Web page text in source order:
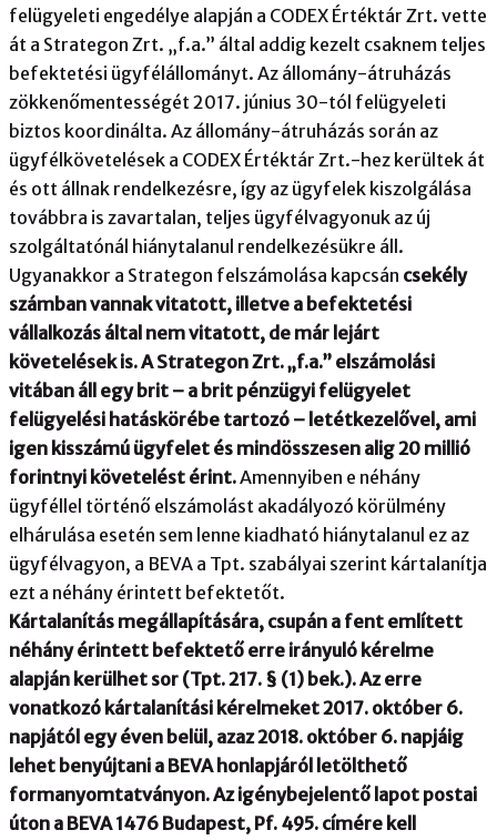
felügyeleti engedélye alapján a CODEX Értéktár Zrt. vette
át a Strategon Zrt. „f.a.” által addig kezelt csaknem teljes
befektetési ügyfélállományt. Az állomány-átruházás
zökkenőmentességét 2017. június 30-tól felügyeleti
biztos koordinálta. Az állomány-átruházás során az
ügyfélkövetelések a CODEX Értéktár Zrt.-hez kerültek át
és ott állnak rendelkezésre, így az ügyfelek kiszolgálása
továbbra is zavartalan, teljes ügyfélvagyonuk az új
szolgáltatónál hiánytalanul rendelkezésükre áll.
Ugyanakkor a Strategon felszámolása kapcsán csekély
számban vannak vitatott, illetve a befektetési
vállalkozás által nem vitatott, de már lejárt
követelések is. A Strategon Zrt. „f.a.” elszámolási
vitában áll egy brit – a brit pénzügyi felügyelet
felügyelési hatáskörébe tartozó – letétkezelővel, ami
igen kisszámú ügyfelet és mindösszesen alig 20 millió
forintnyi követelést érint.Amennyiben e néhány
ügyféllel történő elszámolást akadályozó körülmény
elhárulása esetén sem lenne kiadható hiánytalanul ez az
ügyfélvagyon, a BEVA a Tpt. szabályai szerint kártalanítja
ezt a néhány érintett befektetőt.
Kártalanítás megállapítására, csupán a fent említett
néhány érintett befektető erre irányuló kérelme
alapján kerülhet sor (Tpt. 217. § (1) bek.). Az erre
vonatkozó kártalanítási kérelmeket 2017. október 6.
napjától egy éven belül, azaz 2018. október 6. napjáig
lehet benyújtani a BEVA honlapjáról letölthető
formanyomtatványon. Az igénybejelentő lapot postai
úton a BEVA 1476 Budapest, Pf. 495. címére kell